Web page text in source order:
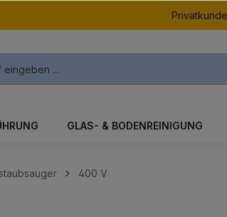
GLAS- & BODENREINIGUNG
400 V